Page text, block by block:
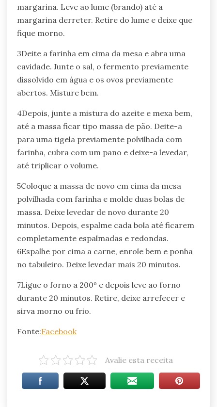
margarina. Leve ao lume (brando) até a
margarina derreter. Retire do lume e deixe que
fique morno.
3Deite a farinha em cima da mesa e abra uma
cavidade. Junte o sal, o fermento previamente
dissolvido em água e os ovos previamente
abertos. Misture bem.
4Depois, junte a mistura do azeite e mexa bem,
até a massa ficar tipo massa de pão. Deite-a
para uma tigela previamente polvilhada com
farinha, cubra com um pano e deixe-a levedar,
até triplicar o volume.
5Coloque a massa de novo em cima da mesa
polvilhada com farinha e molde duas bolas de
massa. Deixe levedar de novo durante 20
minutos. Depois, espalme cada bola até ficarem
completamente espalmadas e redondas.
6Espalhe por cima a carne, enrole bem e ponha
no tabuleiro. Deixe levedar mais 20 minutos.
7Ligue o forno a 200º e depois leve ao forno
durante 20 minutos. Retire, deixe arrefecer e
sirva morno ou frio.
Fonte:Facebook
Avalie esta receita